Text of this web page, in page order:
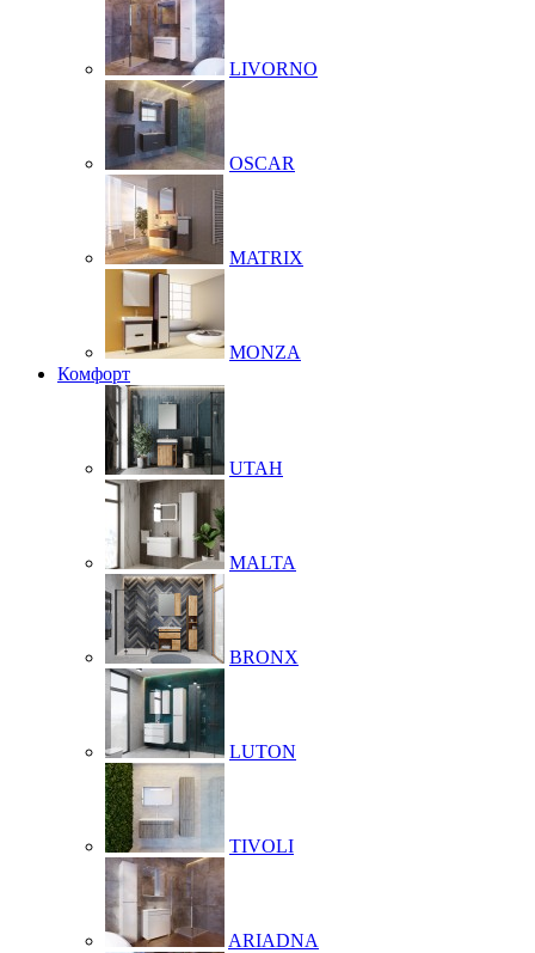
LIVORNO
OSCAR
MATRIX
MONZA
Комфорт
UTAH
MALTA
BRONX
LUTON
TIVOLI
ARIADNA